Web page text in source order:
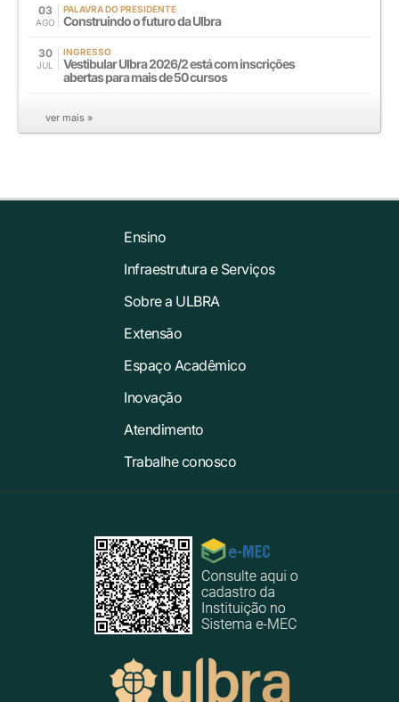
03
AGO
PALAVRA DO PRESIDENTE
Construindo o futuro da Ulbra
30
JUL
INGRESSO
Vestibular Ulbra 2026/2 está com inscrições
abertas para mais de 50 cursos
ver mais »
Ensino
Infraestrutura e Serviços
Sobre a ULBRA
Extensão
Espaço Acadêmico
Inovação
Atendimento
Trabalhe conosco